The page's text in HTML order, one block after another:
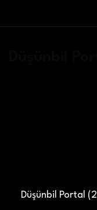
Düşünbil Portal